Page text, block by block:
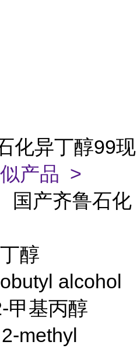
化异丁醇99现
产品 >
齐鲁石化
异丁醇
alcohol
2-甲基丙醇
methyl